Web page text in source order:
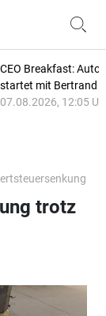
CEO Breakfast:
startet mit Bertrand
07.08.2026, 12:05
trotz